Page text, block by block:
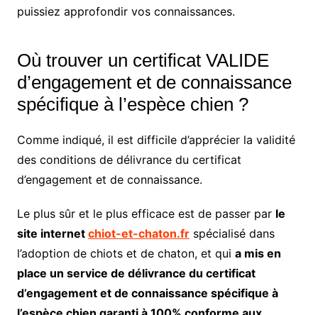
puissiez approfondir vos connaissances.
Où trouver un certificat VALIDE
d’engagement et de connaissance
spécifique à l’espèce chien ?
Comme indiqué, il est difficile d’apprécier la validité
des conditions de délivrance du certificat
d’engagement et de connaissance.
Le plus sûr et le plus efficace est de passer par le
site internet chiot-et-chaton.frspécialisé dans
l’adoption de chiots et de chaton, et qui a mis en
place un service de délivrance du certificat
d’engagement et de connaissance spécifique à